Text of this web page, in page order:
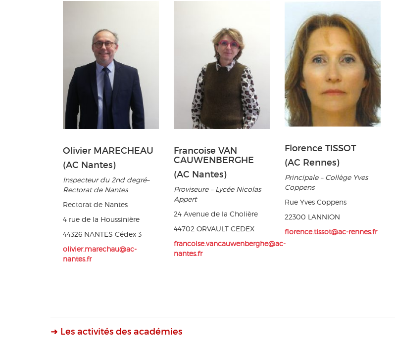
Olivier MARECHEAU
(AC Nantes)
Inspecteur du 2nd degré–
Rectorat de Nantes
Rectorat de Nantes
4 rue de la Houssinière
44326 NANTES Cédex 3
olivier.marechau@ac-
nantes.fr
Francoise VAN
CAUWENBERGHE
(AC Nantes)
Proviseure – Lycée Nicolas
Appert
24 Avenue de la Cholière
44702 ORVAULT CEDEX
francoise.vancauwenberghe@ac-
nantes.fr
Florence TISSOT
(AC Rennes)
Principale – Collège Yves
Coppens
Rue Yves Coppens
22300 LANNION
florence.tissot@ac-rennes.fr
➜ Les activités des académies